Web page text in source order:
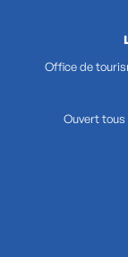
Office de
Ouvert tous